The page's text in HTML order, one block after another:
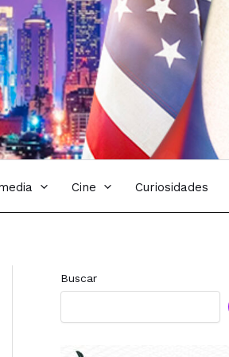
Cine Curiosidades
Buscar